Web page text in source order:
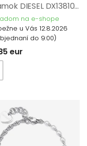
Náramok DIESEL DX1381040
na e-shope
u Vás 12.8.2026
do 9:00)
eur